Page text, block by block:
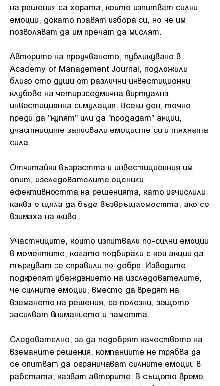
на решения са хората, които изпитват силни
емоции, докато правят избора си, но не им
позволяват да им пречат да мислят.
Авторите на проучването, публикувано в
Academy of Management Journal, подложили
близо сто души от различни инвестиционни
клубове на четириседмична виртуална
инвестиционна симулация. Всеки ден, точно
преди да "купят" или да "продадат" акции,
участниците записвали емоциите си и тяхната
сила.
Отчитайки възрастта и инвестиционния им
опит, изследователите оценили
ефективността на решенията, като изчислили
каква е щяла да бъде възвръщаемостта, ако се
взимаха на живо.
Участниците, които изпитвали по-силни емоции
в моментите, когато подбирали с кои акции да
търгуват се справили по-добре. Изводите
подкрепят убеждението на изследователите,
че силните емоции, вместо да вредят на
вземането на решения, са полезни, защото
засилват вниманието и паметта.
Следователно, за да подобрят качеството на
вземаните решения, компаниите не трябва да
се опитват да ограничават силните емоции в
работата, казват авторите. В същото време